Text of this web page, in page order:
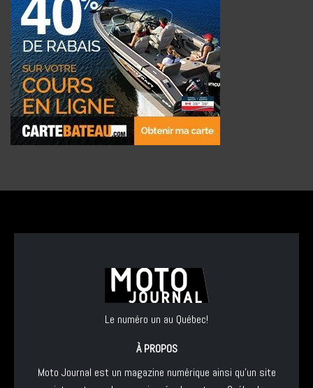
Le numéro un au Québec!
À PROPOS
Moto Journal est un magazine numérique ainsi qu'un site